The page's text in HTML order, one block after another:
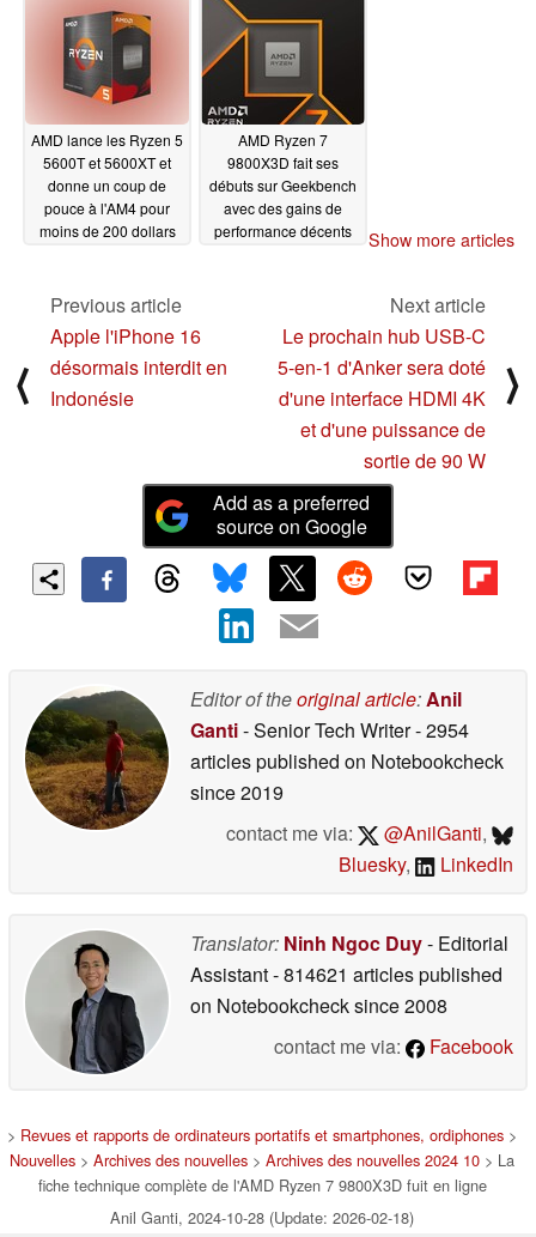
AMD lance les Ryzen 5
5600T et 5600XT et
donne un coup de
pouce à l'AM4 pour
moins de 200 dollars
AMD Ryzen 7
9800X3D fait ses
débuts sur Geekbench
avec des gains de
performance décents
Show more articles
⟨
Previous article
Apple l'iPhone 16
désormais interdit en
Indonésie
Next article
Le prochain hub USB-C
5-en-1 d'Anker sera doté
d'une interface HDMI 4K
et d'une puissance de
sortie de 90 W
⟩
Add as a preferred
source on Google
Editor of theoriginal article:Anil
Ganti- Senior Tech Writer- 2954
articles published on Notebookcheck
since 2019
contact me via:
@AnilGanti,
Bluesky, LinkedIn
Translator: Ninh Ngoc Duy- Editorial
Assistant- 814621 articles published
on Notebookchecksince 2008
contact me via:
Facebook
> Revues et rapports de ordinateurs portatifs et smartphones, ordiphones >
Nouvelles > Archives des nouvelles > Archives des nouvelles 2024 10 > La
fiche technique complète de l'AMD Ryzen 7 9800X3D fuit en ligne
Anil Ganti, 2024-10-28 (Update: 2026-02-18)